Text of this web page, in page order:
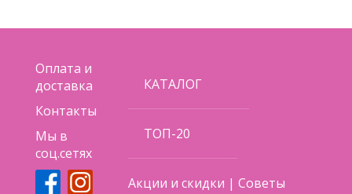
Оплата и
доставка
Контакты
Мы в
соц.сетях
КАТАЛОГ
ТОП-20
Акции и скидки |Советы